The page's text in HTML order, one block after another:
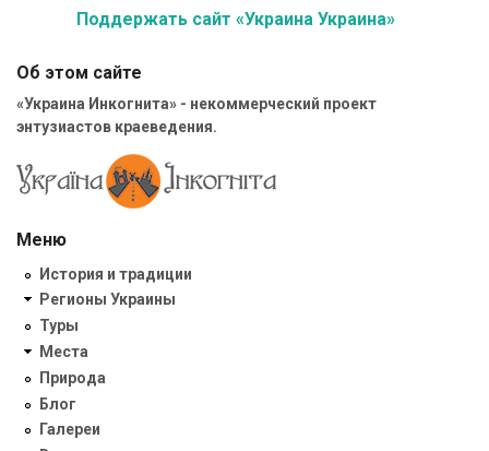
Поддержать сайт «Украина Украина»
Об этом сайте
«Украина Инкогнита» - некоммерческий проект
энтузиастов краеведения.
Меню
История и традиции
Регионы Украины
Туры
Места
Природа
Блог
Галереи